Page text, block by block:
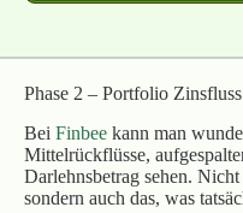
Phase 2 – Portfolio
Bei Finbeekann man
Mittelrückflüsse,
Darlehnsbetrag sehen.
sondern auch das, was